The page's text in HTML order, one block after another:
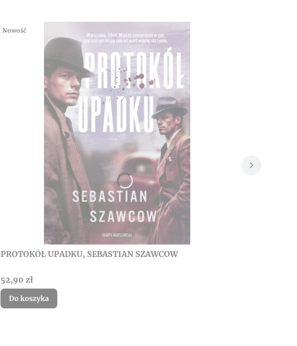
Nowość
PROTOKÓŁ UPADKU, SEBASTIAN SZAWCOW
Cena
52,90 zł
Do koszyka